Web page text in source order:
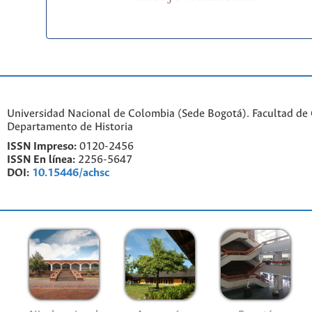
Universidad Nacional de Colombia (Sede Bogotá). Facultad de
Departamento de Historia
ISSN Impreso: 0120-2456
ISSN En línea: 2256-5647
DOI: 10.15446/achsc